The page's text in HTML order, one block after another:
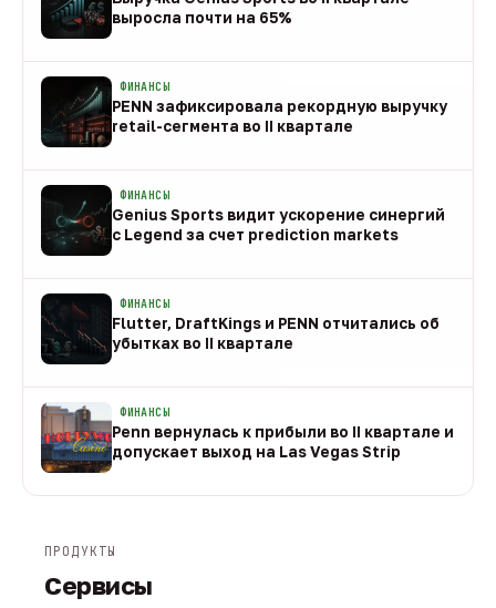
выросла почти на 65%
ФИНАНСЫ
PENN зафиксировала рекордную выручку
retail-сегмента во II квартале
ФИНАНСЫ
Genius Sports видит ускорение синергий
с Legend за счет prediction markets
ФИНАНСЫ
Flutter, DraftKings и PENN отчитались об
убытках во II квартале
ФИНАНСЫ
Penn вернулась к прибыли во II квартале и
допускает выход на Las Vegas Strip
ПРОДУКТЫ
Сервисы